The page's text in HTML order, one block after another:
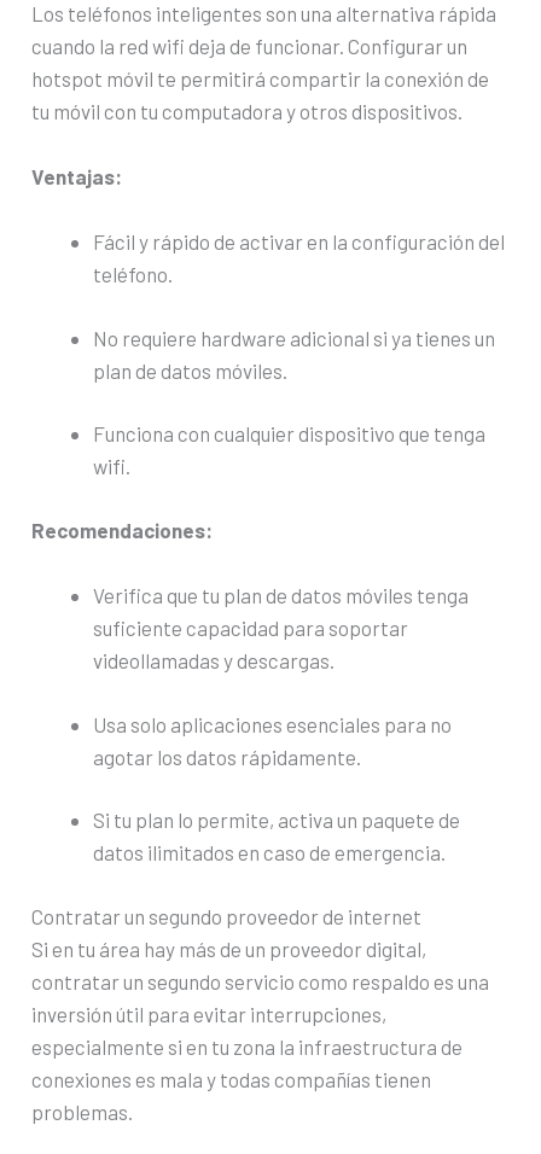
Los teléfonos inteligentes son una alternativa rápida
cuando la red wifi deja de funcionar. Configurar un
hotspot móvil te permitirá compartir la conexión de
tu móvil con tu computadora y otros dispositivos.
Ventajas:
Fácil y rápido de activar en la configuración del
teléfono.
No requiere hardware adicional si ya tienes un
plan de datos móviles.
Funciona con cualquier dispositivo que tenga
wifi.
Recomendaciones:
Verifica que tu plan de datos móviles tenga
suficiente capacidad para soportar
videollamadas y descargas.
Usa solo aplicaciones esenciales para no
agotar los datos rápidamente.
Si tu plan lo permite, activa un paquete de
datos ilimitados en caso de emergencia.
Contratar un segundo proveedor de internet
Si en tu área hay más de un proveedor digital,
contratar un segundo servicio como respaldo es una
inversión útil para evitar interrupciones,
especialmente si en tu zona la infraestructura de
conexiones es mala y todas compañías tienen
problemas.